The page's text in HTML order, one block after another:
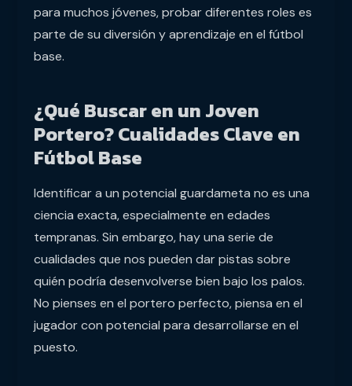
para muchos jóvenes, probar diferentes roles es
parte de su diversión y aprendizaje en el fútbol
base.
¿Qué Buscar en un Joven
Portero? Cualidades Clave en
Fútbol Base
Identificar a un potencial guardameta no es una
ciencia exacta, especialmente en edades
tempranas. Sin embargo, hay una serie de
cualidades que nos pueden dar pistas sobre
quién podría desenvolverse bien bajo los palos.
No pienses en el portero perfecto, piensa en el
jugador con potencial para desarrollarse en el
puesto.